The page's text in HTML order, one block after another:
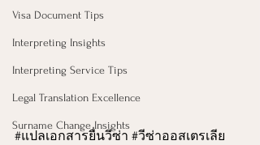
Visa Document Tips
Interpreting Insights
Interpreting Service Tips
Legal Translation Excellence
Surname Change Insights
#แปลเอกสารยื่นวีซ่า #วีซ่าออสเตรเลีย